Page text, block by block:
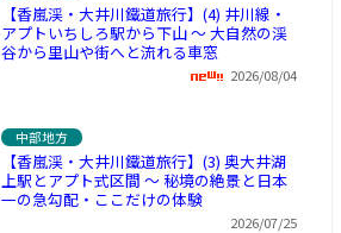
【香嵐渓・大井川鐵道旅行】(4) 井川線・
アプトいちしろ駅から下山 ～ 大自然の渓
谷から里山や街へと流れる車窓
2026/08/04
中部地方
【香嵐渓・大井川鐵道旅行】(3) 奥大井湖
上駅とアプト式区間 ～ 秘境の絶景と日本
一の急勾配・ここだけの体験
2026/07/25